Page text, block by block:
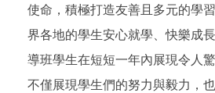
使命，積極打造友善且多元的學
界各地的學生安心就學、快樂成
導班學生在短短一年內展現令人
不僅展現學生們的努力與毅力，